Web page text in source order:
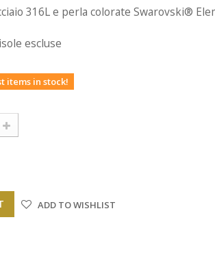
316L e perla colorate Swarovski®
escluse
items in stock!
ADD TO WISHLIST